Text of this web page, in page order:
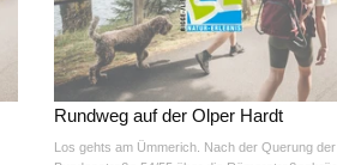
Rundweg auf der Olper Hardt
Los gehts am Ümmerich. Nach der Querung der